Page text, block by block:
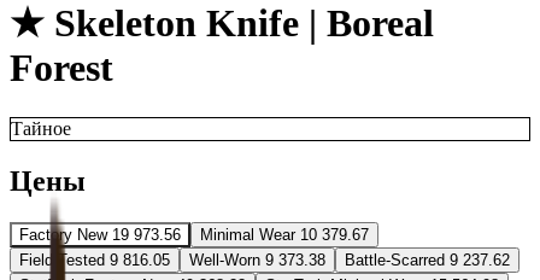
★ Skeleton Knife | Boreal
Forest
Тайное
Цены
Factory New 19 973.56 Minimal Wear 10 379.67
Field-Tested 9 816.05 Well-Worn 9 373.38 Battle-Scarred 9 237.62